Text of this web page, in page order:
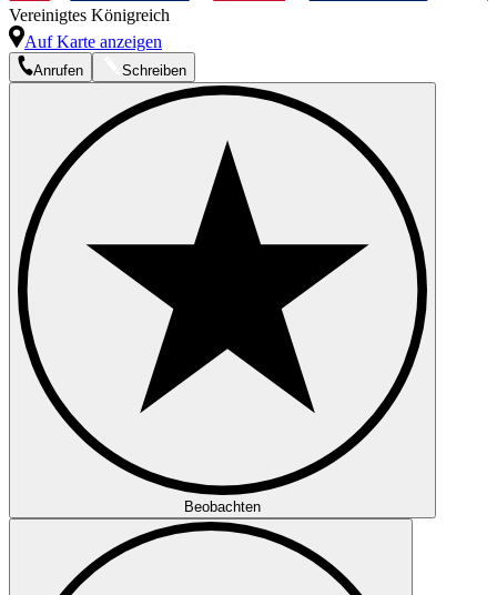
Vereinigtes Königreich
Auf Karte anzeigen
Anrufen Schreiben
Beobachten